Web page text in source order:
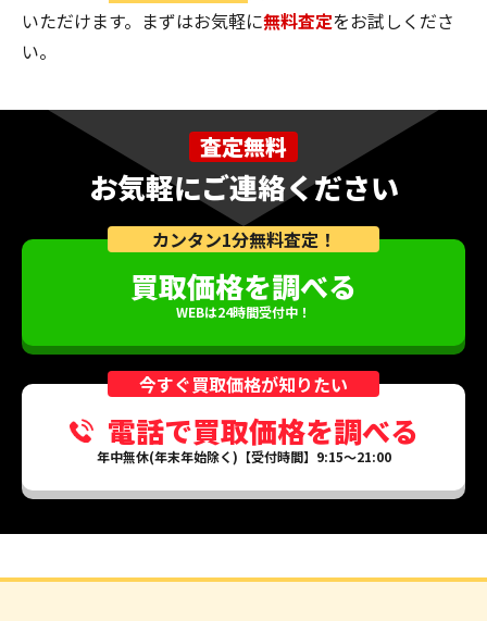
いただけます。まずはお気軽に無料査定をお試しくださ
い。
査定無料
お気軽にご連絡ください
カンタン1分無料査定！
買取価格を調べる
WEBは24時間受付中！
今すぐ買取価格が知りたい
電話で買取価格を調べる
年中無休(年末年始除く)【受付時間】9:15～21:00